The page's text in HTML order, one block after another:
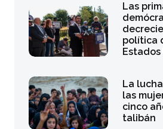
Las
política
La
las
cinco
talibán